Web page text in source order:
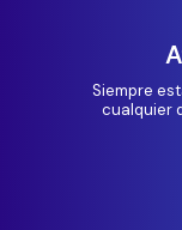
Siempre
cualquier